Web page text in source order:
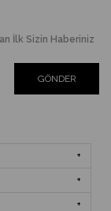
İlk Sizin Haberiniz
GÖNDER